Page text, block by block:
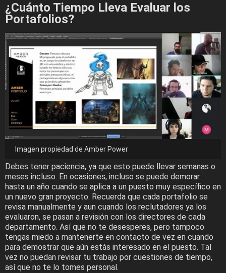
¿Cuánto Tiempo Lleva Evaluar los
Portafolios?
Imagen propiedad de Amber Power
Debes tener paciencia, ya que esto puede llevar semanas o
meses incluso. En ocasiones, incluso se puede demorar
hasta un año cuando se aplica a un puesto muy específico en
un nuevo gran proyecto. Recuerda que cada portafolio se
revisa manualmente y aun cuando los reclutadores ya los
evaluaron, se pasan a revisión con los directores de cada
departamento. Así que no te desesperes, pero tampoco
tengas miedo a mantenerte en contacto de vez en cuando
para demostrar que aún estás interesado en el puesto. Tal
vez no puedan revisar tu trabajo por cuestiones de tiempo,
así que no te lo tomes personal.